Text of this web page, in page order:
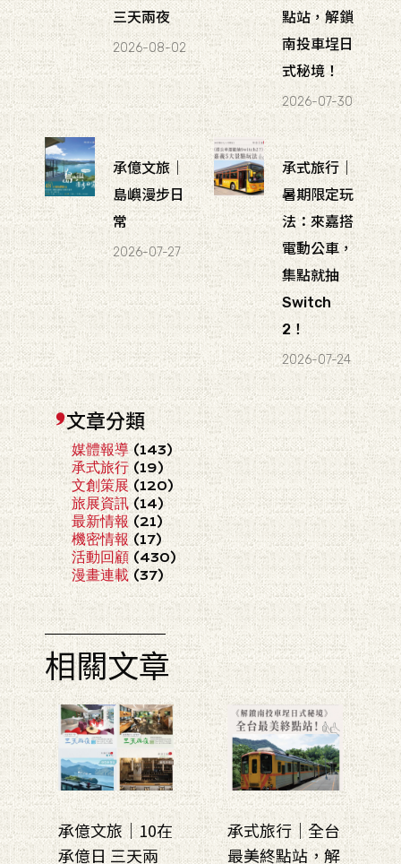
三天兩夜
2026-08-02
點站，解鎖
南投車埕日
式秘境！
2026-07-30
承億文旅｜
島嶼漫步日
常
2026-07-27
承式旅行｜
暑期限定玩
法：來嘉搭
電動公車，
集點就抽
Switch
2！
2026-07-24
文章分類
媒體報導(143)
承式旅行 (19)
文創策展(120)
旅展資訊(14)
最新情報 (21)
機密情報(17)
活動回顧 (430)
漫畫連載 (37)
相關文章
承億文旅｜10在
承億日 三天兩
承式旅行｜全台
最美終點站，解